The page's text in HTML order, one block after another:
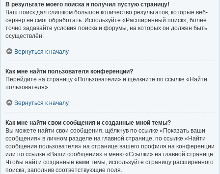
В результате моего поиска я получил пустую страницу!
Ваш поиск дал слишком большое количество результатов, которые веб-
сервер не смог обработать. Используйте «Расширенный поиск», более
точно задавайте условия поиска и форумы, на которых он должен быть
осуществлён.
Вернуться к началу
Как мне найти пользователя конференции?
Перейдите на страницу «Пользователи» и щёлкните по ссылке «Найти
пользователя».
Вернуться к началу
Как мне найти свои сообщения и созданные мной темы?
Вы можете найти свои сообщения, щёлкнув по ссылке «Показать ваши
сообщения» в личном разделе на главной странице, по ссылке «Найти
сообщения пользователя» на странице вашего профиля на конференции
или по ссылке «Ваши сообщения» в меню «Ссылки» на главной странице.
Чтобы найти созданные вами темы, используйте страницу расширенного
поиска, заполнив соответствующие поля.